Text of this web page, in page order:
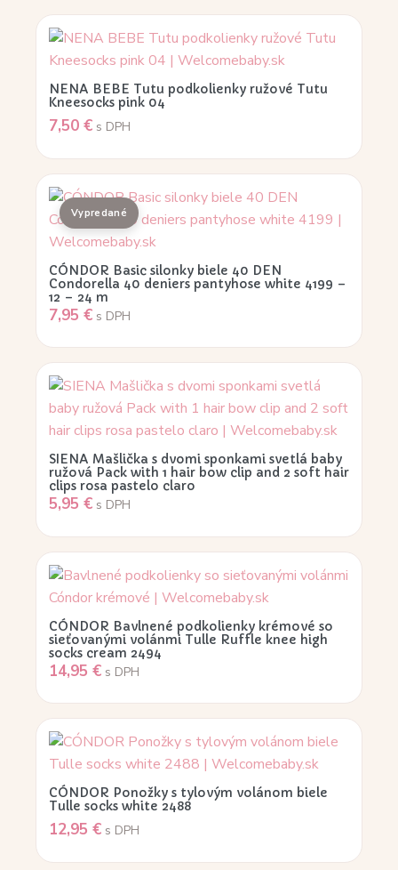
NENA BEBE Tutu podkolienky ružové Tutu
Kneesocks pink 04
7,50 € s DPH
CÓNDOR Basic silonky biele 40 DEN
Condorella 40 deniers pantyhose white 4199 –
12 – 24 m
7,95 € s DPH
SIENA Mašlička s dvomi sponkami svetlá baby
ružová Pack with 1 hair bow clip and 2 soft hair
clips rosa pastelo claro
5,95 € s DPH
CÓNDOR Bavlnené podkolienky krémové so
sieťovanými volánmi Tulle Ruffle knee high
socks cream 2494
14,95 € s DPH
CÓNDOR Ponožky s tylovým volánom biele
Tulle socks white 2488
12,95 € s DPH